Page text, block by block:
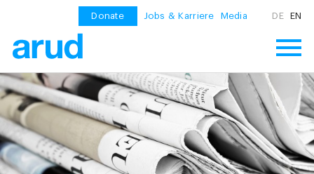
Donate Jobs & Karriere Media DE EN